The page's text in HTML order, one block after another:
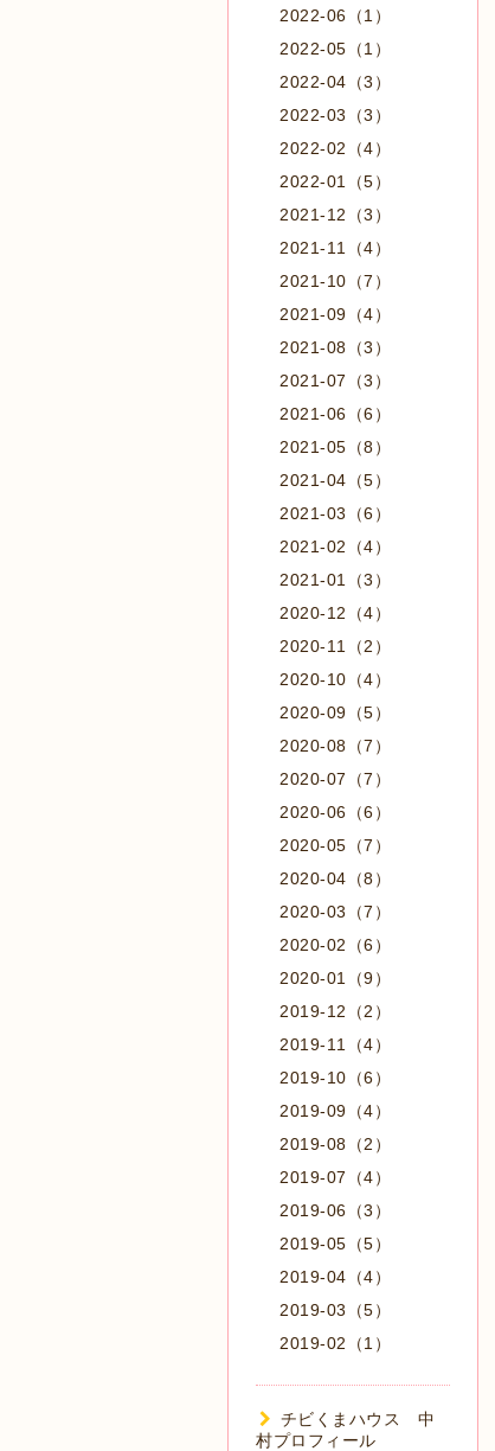
2022-06（1）
2022-05（1）
2022-04（3）
2022-03（3）
2022-02（4）
2022-01（5）
2021-12（3）
2021-11（4）
2021-10（7）
2021-09（4）
2021-08（3）
2021-07（3）
2021-06（6）
2021-05（8）
2021-04（5）
2021-03（6）
2021-02（4）
2021-01（3）
2020-12（4）
2020-11（2）
2020-10（4）
2020-09（5）
2020-08（7）
2020-07（7）
2020-06（6）
2020-05（7）
2020-04（8）
2020-03（7）
2020-02（6）
2020-01（9）
2019-12（2）
2019-11（4）
2019-10（6）
2019-09（4）
2019-08（2）
2019-07（4）
2019-06（3）
2019-05（5）
2019-04（4）
2019-03（5）
2019-02（1）
チビくまハウス 中
村プロフィール